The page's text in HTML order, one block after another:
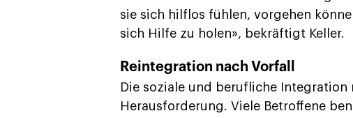
sie sich hilflos fühlen, vorgehen
sich Hilfe zu holen», bekräftigt Keller.
Reintegration nach Vorfall
Die soziale und berufliche
Herausforderung. Viele Betroffene